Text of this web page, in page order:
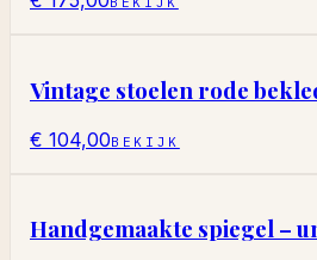
Vintage stoelen rode
€ 104,00BEKIJK
Handgemaakte spiegel –